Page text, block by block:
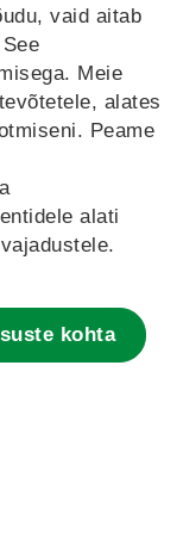
vaid aitab
Meie
alates
Peame
alati
kohta